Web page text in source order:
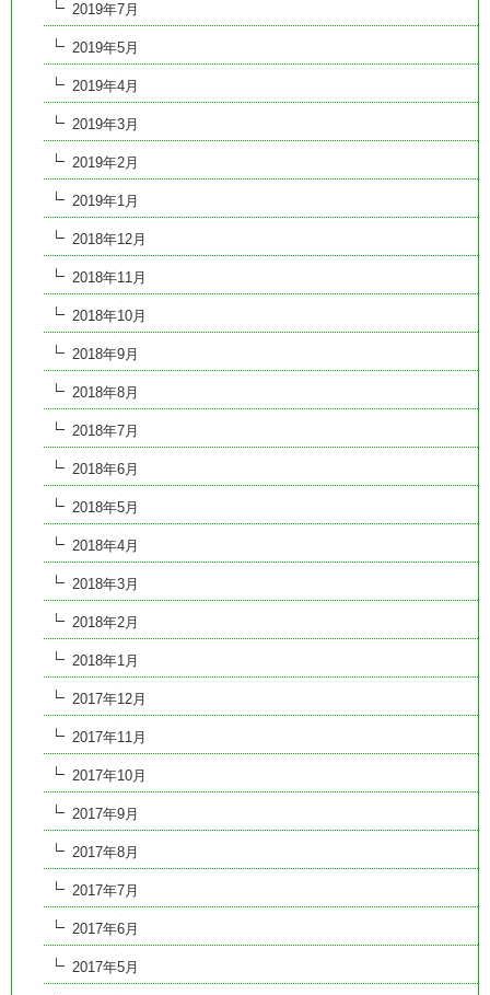
2019年7月
2019年5月
2019年4月
2019年3月
2019年2月
2019年1月
2018年12月
2018年11月
2018年10月
2018年9月
2018年8月
2018年7月
2018年6月
2018年5月
2018年4月
2018年3月
2018年2月
2018年1月
2017年12月
2017年11月
2017年10月
2017年9月
2017年8月
2017年7月
2017年6月
2017年5月